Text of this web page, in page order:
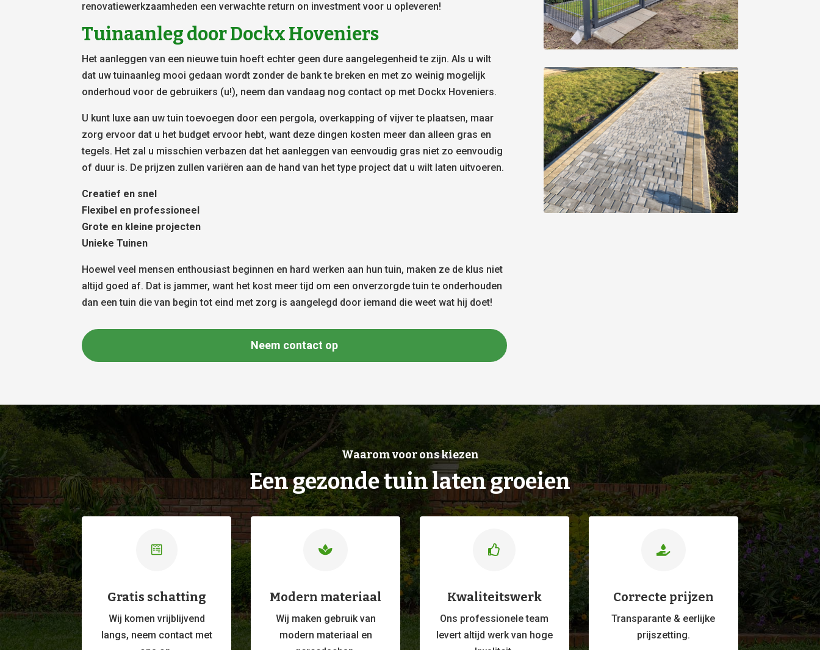
renovatiewerkzaamheden een verwachte return on investment voor u opleveren!
Tuinaanleg door Dockx Hoveniers
Het aanleggen van een nieuwe tuin hoeft echter geen dure aangelegenheid te zijn. Als u wilt
dat uw tuinaanleg mooi gedaan wordt zonder de bank te breken en met zo weinig mogelijk
onderhoud voor de gebruikers (u!), neem dan vandaag nog contact op met Dockx Hoveniers.
U kunt luxe aan uw tuin toevoegen door een pergola, overkapping of vijver te plaatsen, maar
zorg ervoor dat u het budget ervoor hebt, want deze dingen kosten meer dan alleen gras en
tegels. Het zal u misschien verbazen dat het aanleggen van eenvoudig gras niet zo eenvoudig
of duur is. De prijzen zullen variëren aan de hand van het type project dat u wilt laten uitvoeren.
Creatief en snel
Flexibel en professioneel
Grote en kleine projecten
Unieke Tuinen
Hoewel veel mensen enthousiast beginnen en hard werken aan hun tuin, maken ze de klus niet
altijd goed af. Dat is jammer, want het kost meer tijd om een onverzorgde tuin te onderhouden
dan een tuin die van begin tot eind met zorg is aangelegd door iemand die weet wat hij doet!
Neem contact op
Waarom voor ons kiezen
Een gezonde tuin laten groeien

Gratis schatting
Wij komen vrijblijvend
langs, neem contact met

Modern materiaal
Wij maken gebruik van
modern materiaal en

Kwaliteitswerk
Ons professioneleteam
levert altijd werk van hoge

Correcte prijzen
Transparante & eerlijke
prijszetting.